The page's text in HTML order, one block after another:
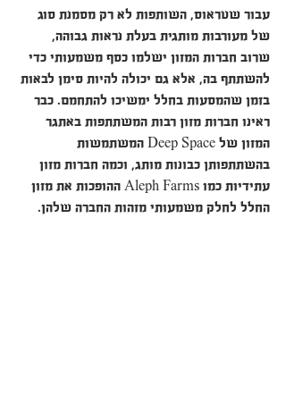
עבור שטראוס, השותפות לא רק מסמנת סוג
של מעורבות מותגית בעלת נראות גבוהה,
שרוב חברות המזון ישלמו כסף משמעותי כדי
להשתתף בה, אלא גם יכולה להיות סימן לבאות
בזמן שהמסעות בחלל ימשיכו להתחמם. כבר
ראינו חברות מזון רבות המשתתפות באתגר
המזון של Deep Space המשתמשות
בהשתתפותן כבונות מותג, וכמה חברות מזון
עתידיות כמו Aleph Farms ההופכות את מזון
החלל לחלק משמעותי מזהות החברה שלהן.